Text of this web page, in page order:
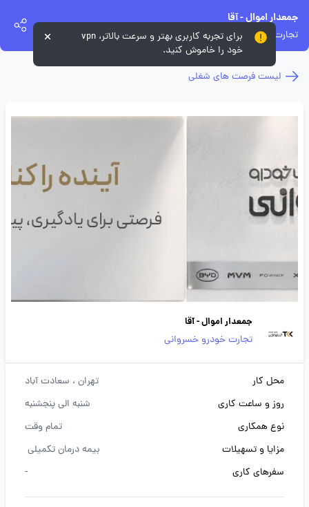
جمعدار اموال - آقا
تجارت خودرو خسروانی
لیست فرصت های شغلی
جمعدار اموال - آقا
تجارت خودرو خسروانی
محل کار تهران ، سعادت آباد
روز و ساعت کاری
شنبه الی پنجشنبه
نوع همکاری
تمام وقت
مزایا و تسهیلات
بیمه درمان تکمیلی
سفرهای کاری
-
برای تجربه کاربری بهتر و سرعت بالاتر، vpn
خود را خاموش کنید.